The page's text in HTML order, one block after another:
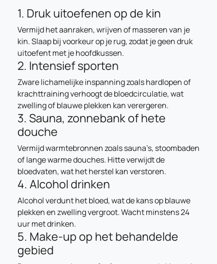
1. Druk uitoefenen op de kin
Vermijd het aanraken, wrijven of masseren van je
kin. Slaap bij voorkeur op je rug, zodat je geen druk
uitoefent met je hoofdkussen.
2. Intensief sporten
Zware lichamelijke inspanning zoals hardlopen of
krachttraining verhoogt de bloedcirculatie, wat
zwelling of blauwe plekken kan verergeren.
3. Sauna, zonnebank of hete
douche
Vermijd warmtebronnen zoals sauna’s, stoombaden
of lange warme douches. Hitte verwijdt de
bloedvaten, wat het herstel kan verstoren.
4. Alcohol drinken
Alcohol verdunt het bloed, wat de kans op blauwe
plekken en zwelling vergroot. Wacht minstens 24
uur met drinken.
5. Make-up op het behandelde
gebied